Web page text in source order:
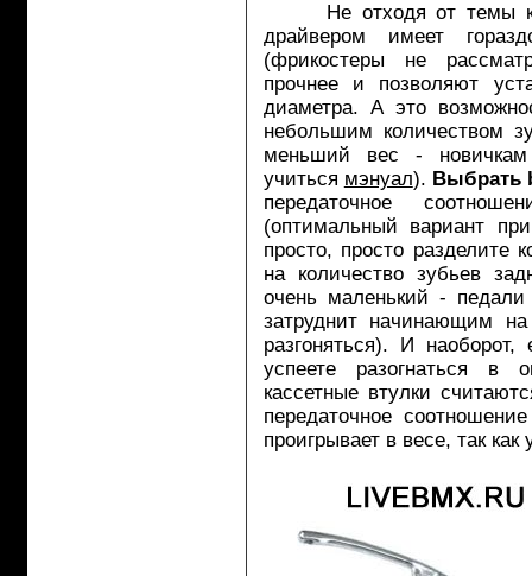
Не отходя от темы
драйвером имеет
(фрикостеры не
прочнее и позволяют
диаметра. А это
небольшим количеством
меньший вес - новичкам
учиться мэнуал). Выбрать
передаточное
(оптимальный вариант
просто, просто разделите
на количество зубьев
очень маленький -
затруднит начинающим
разгоняться). И
успеете разогнаться в
кассетные втулки
передаточное
проигрывает в весе, так